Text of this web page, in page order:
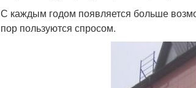
С каждым годом появляется больше
пор пользуются спросом.